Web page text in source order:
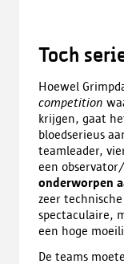
Toch
Hoewel
competition
krijgen, gaat
bloedserieus
teamleader,
een
onderworpen
zeer
spectaculaire,
een hoge
De teams